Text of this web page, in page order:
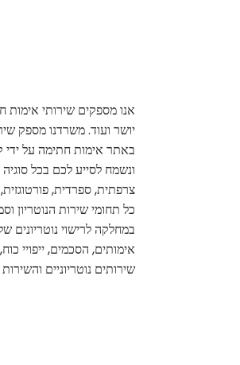
אנו מספקים שירותי אימות
יושר ועוד. משרדנו מספק
באתר אימות חתימה על ידי
ונשמח לסייע לכם בכל
צרפתית, ספרדית,
כל תחומי שירות הנוטריון
במחלקה לרישוי נוטריונים
אימותים, הסכמים, ייפויי
שירותים נוטריוניים